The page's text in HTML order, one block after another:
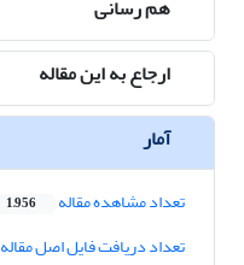
هم رسانی
ارجاع به این مقاله
آمار
تعداد مشاهده مقاله 1,956
تعداد دریافت فایل اصل مقاله